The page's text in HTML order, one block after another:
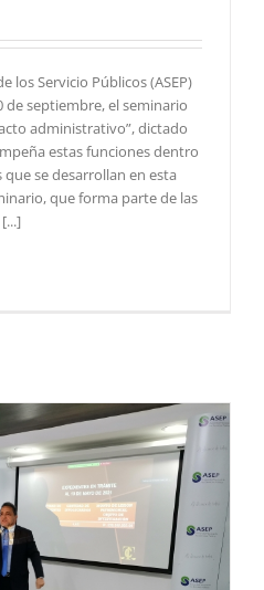
los Servicio Públicos (ASEP)
de septiembre, el seminario
administrativo”, dictado
estas funciones dentro
se desarrollan en esta
que forma parte de las